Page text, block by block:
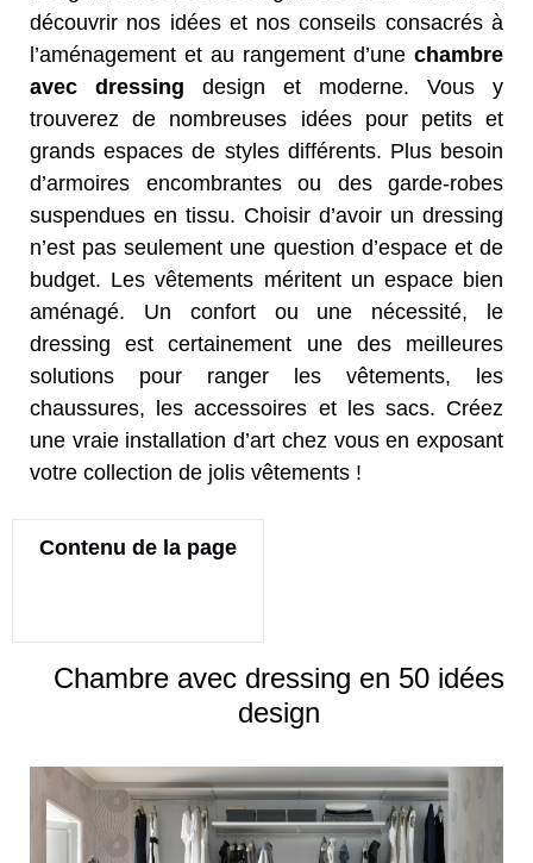
découvrir nos idées et nos conseils consacrés à
l’aménagement et au rangement d’une chambre
avec dressing design et moderne. Vous y
trouverez de nombreuses idées pour petits et
grands espaces de styles différents. Plus besoin
d’armoires encombrantes ou des garde-robes
suspendues en tissu. Choisir d’avoir un dressing
n’est pas seulement une question d’espace et de
budget. Les vêtements méritent un espace bien
aménagé. Un confort ou une nécessité, le
dressing est certainement une des meilleures
solutions pour ranger les vêtements, les
chaussures, les accessoires et les sacs. Créez
une vraie installation d’art chez vous en exposant
votre collection de jolis vêtements !
Contenu de la page
Chambre avec dressing en 50 idées
design